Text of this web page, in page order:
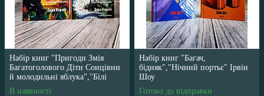
Набір книг "Пригоди Змія
Багатоголового Діти Сонцівни
й молодильні яблука","Білі
перлини для Білої Королеви"
В наявності
Набір книг "Багач,
бідняк","Нічний портьє" Ірвін
Шоу
Готово до відправки